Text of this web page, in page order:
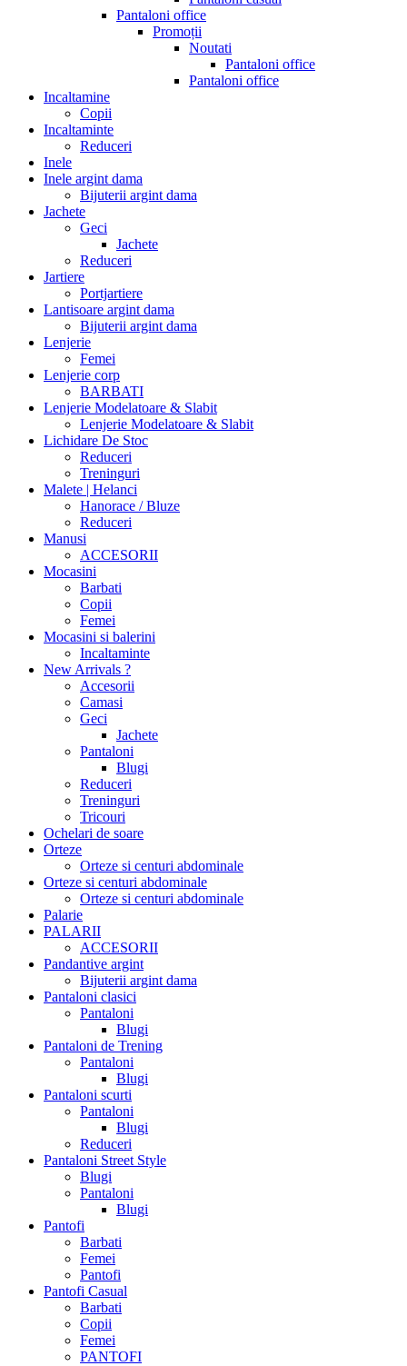
Pantaloni office
Promoții
Noutati
Pantaloni office
Pantaloni office
Incaltamine
Copii
Incaltaminte
Reduceri
Inele
Inele argint dama
Bijuterii argint dama
Jachete
Geci
Jachete
Reduceri
Jartiere
Portjartiere
Lantisoare argint dama
Bijuterii argint dama
Lenjerie
Femei
Lenjerie corp
BARBATI
Lenjerie Modelatoare & Slabit
Lenjerie Modelatoare & Slabit
Lichidare De Stoc
Reduceri
Treninguri
Malete | Helanci
Hanorace / Bluze
Reduceri
Manusi
ACCESORII
Mocasini
Barbati
Copii
Femei
Mocasini si balerini
Incaltaminte
New Arrivals ?
Accesorii
Camasi
Geci
Jachete
Pantaloni
Blugi
Reduceri
Treninguri
Tricouri
Ochelari de soare
Orteze
Orteze si centuri abdominale
Orteze si centuri abdominale
Orteze si centuri abdominale
Palarie
PALARII
ACCESORII
Pandantive argint
Bijuterii argint dama
Pantaloni clasici
Pantaloni
Blugi
Pantaloni de Trening
Pantaloni
Blugi
Pantaloni scurti
Pantaloni
Blugi
Reduceri
Pantaloni Street Style
Blugi
Pantaloni
Blugi
Pantofi
Barbati
Femei
Pantofi
Pantofi Casual
Barbati
Copii
Femei
PANTOFI